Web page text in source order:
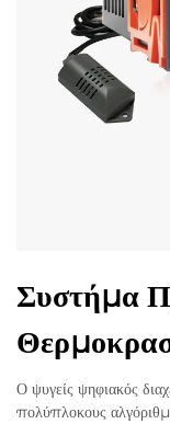
Συστήμα
Ο ψυγείς ψηφιακός
πολύπλοκους